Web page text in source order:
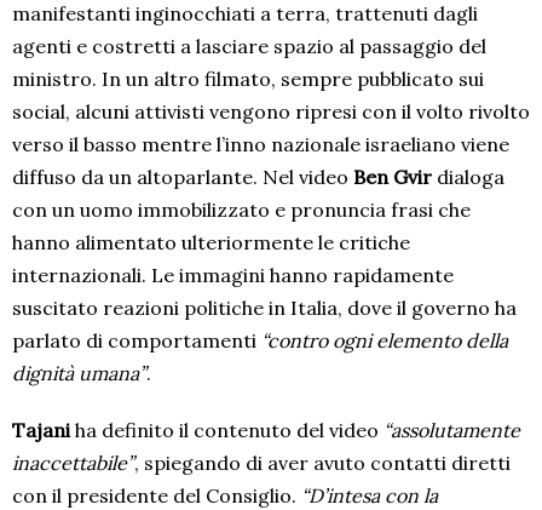
manifestanti inginocchiati a terra, trattenuti dagli
agenti e costretti a lasciare spazio al passaggio del
ministro. In un altro filmato, sempre pubblicato sui
social, alcuni attivisti vengono ripresi con il volto rivolto
verso il basso mentre l’inno nazionale israeliano viene
diffuso da un altoparlante. Nel video Ben Gvir dialoga
con un uomo immobilizzato e pronuncia frasi che
hanno alimentato ulteriormente le critiche
internazionali. Le immagini hanno rapidamente
suscitato reazioni politiche in Italia, dove il governo ha
parlato di comportamenti “contro ogni elemento della
dignità umana”.
Tajaniha definito il contenuto del video “assolutamente
inaccettabile”, spiegando di aver avuto contatti diretti
con il presidente del Consiglio. “D’intesa con la